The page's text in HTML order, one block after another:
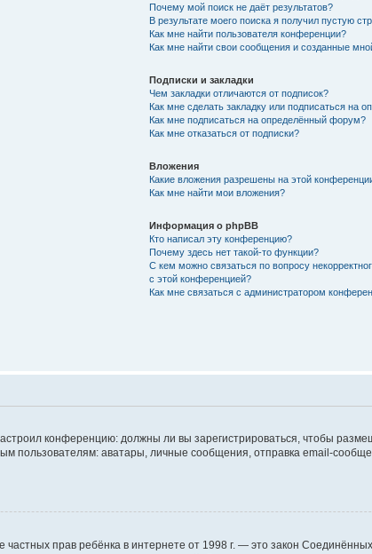
Почему мой поиск не даёт результатов?
В результате моего поиска я получил пустую
Как мне найти пользователя конференции?
Как мне найти свои сообщения и созданные
Подписки и закладки
Чем закладки отличаются от подписок?
Как мне сделать закладку или подписаться на
Как мне подписаться на определённый форум?
Как мне отказаться от подписки?
Вложения
Какие вложения разрешены на этой
Как мне найти мои вложения?
Информация о phpBB
Кто написал эту конференцию?
Почему здесь нет такой-то функции?
С кем можно связаться по вопросу
с этой конференцией?
Как мне связаться с администратором
конференцию: должны ли вы зарегистрироваться, чтобы
аватары, личные сообщения, отправка email-
частных прав ребёнка в интернете от 1998 г. — это закон